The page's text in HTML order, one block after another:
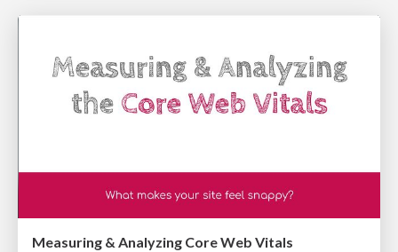
Measuring & Analyzing Core Web Vitals